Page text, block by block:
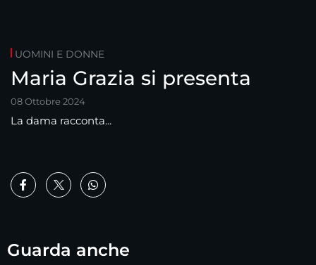
UOMINI E DONNE
Maria Grazia si presenta
08 Ottobre 2024
La dama racconta...
Guarda anche